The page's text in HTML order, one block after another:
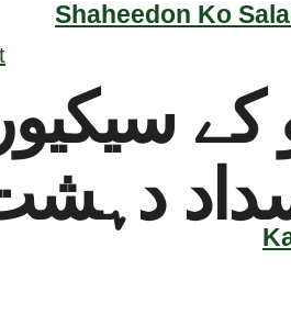
Shaheedon Ko
کے
انسداد